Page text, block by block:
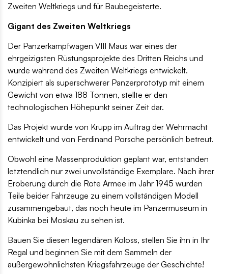
Zweiten Weltkriegs und für Baubegeisterte.
Gigant des Zweiten Weltkriegs
Der Panzerkampfwagen VIII Maus war eines der
ehrgeizigsten Rüstungsprojekte des Dritten Reichs und
wurde während des Zweiten Weltkriegs entwickelt.
Konzipiert als superschwerer Panzerprototyp mit einem
Gewicht von etwa 188 Tonnen, stellte er den
technologischen Höhepunkt seiner Zeit dar.
Das Projekt wurde von Krupp im Auftrag der Wehrmacht
entwickelt und von Ferdinand Porsche persönlich betreut.
Obwohl eine Massenproduktion geplant war, entstanden
letztendlich nur zwei unvollständige Exemplare. Nach ihrer
Eroberung durch die Rote Armee im Jahr 1945 wurden
Teile beider Fahrzeuge zu einem vollständigen Modell
zusammengebaut, das noch heute im Panzermuseum in
Kubinka bei Moskau zu sehen ist.
Bauen Sie diesen legendären Koloss, stellen Sie ihn in Ihr
Regal und beginnen Sie mit dem Sammeln der
außergewöhnlichsten Kriegsfahrzeuge der Geschichte!